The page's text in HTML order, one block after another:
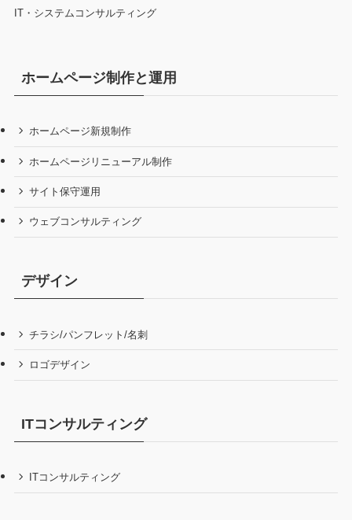
IT・システムコンサルティング
ホームページ制作と運用
ホームページ新規制作
ホームページリニューアル制作
サイト保守運用
ウェブコンサルティング
デザイン
チラシ/パンフレット/名刺
ロゴデザイン
ITコンサルティング
ITコンサルティング